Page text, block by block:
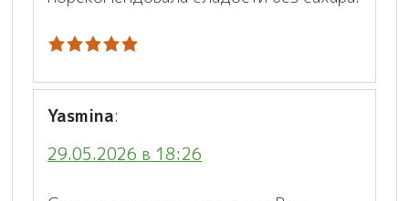
Yasmina:
29.05.2026 в 18:26